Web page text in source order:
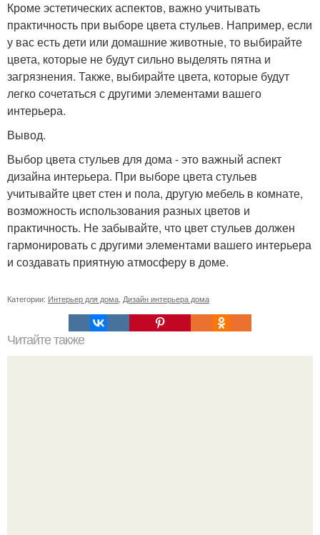
Кроме эстетических аспектов, важно учитывать
практичность при выборе цвета стульев. Например, если
у вас есть дети или домашние животные, то выбирайте
цвета, которые не будут сильно выделять пятна и
загрязнения. Также, выбирайте цвета, которые будут
легко сочетаться с другими элементами вашего
интерьера.
Вывод.
Выбор цвета стульев для дома - это важный аспект
дизайна интерьера. При выборе цвета стульев
учитывайте цвет стен и пола, другую мебель в комнате,
возможность использования разных цветов и
практичность. Не забывайте, что цвет стульев должен
гармонировать с другими элементами вашего интерьера
и создавать приятную атмосферу в доме.
Категории: Интерьер для дома Дизайн интерьера дома
Читайте также